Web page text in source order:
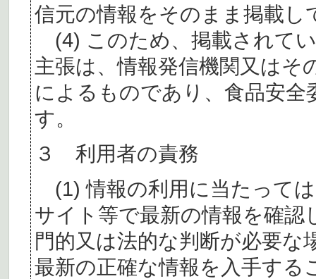
信元の情報をそのまま掲載し
(4) このため、掲載されて
主張は、情報発信機関又はそ
によるものであり、食品安
す。
３ 利用者の責務
(1) 情報の利用に当たって
サイト等で最新の情報を確認
門的又は法的な判断が必要
最新の正確な情報を入手する